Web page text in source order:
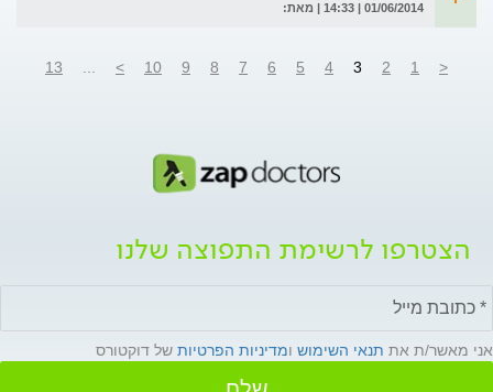
01/06/2014 | 14:33 | מאת:
<
1
2
3
4
5
6
7
8
9
10
>
13
הצטרפו לרשימת התפוצה שלנו
אני מאשר/ת את תנאי השימוש ומדיניות הפרטיות של דוקטורס